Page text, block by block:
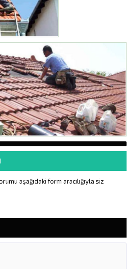
aşağıdaki form aracılığıyla siz